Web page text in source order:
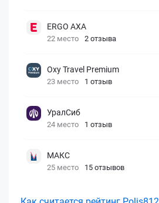
ERGO AXA
22 место 2 отзыва
Oxy Travel Premium
23 место 1 отзыв
УралСиб
24 место 1 отзыв
МАКС
25 место 15 отзывов